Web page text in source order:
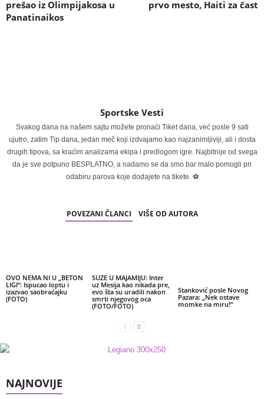
prešao iz Olimpijakosa u
Panatinaikos
prvo mesto, Haiti za čast
Sportske Vesti
Svakog dana na našem sajtu možete pronaći Tiket dana, već posle 9 sati
ujutro, zatim Tip dana, jedan meč koji izdvajamo kao najzanimljiviji, ali i dosta
drugih tipova, sa kraćim analizama ekipa i predlogom igre. Najbitnije od svega
da je sve potpuno BESPLATNO, a nadamo se da smo bar malo pomogli pri
odabiru parova koje dodajete na tikete. ⚽
POVEZANI ČLANCI VIŠE OD AUTORA
OVO NEMA NI U „BETON
LIGI“: Ispucao loptu i
izazvao saobraćajku
(FOTO)
SUZE U MAJAMIJU: Inter
uz Mesija kao nikada pre,
evo šta su uradili nakon
smrti njegovog oca
(FOTO/FOTO)
Stanković posle Novog
Pazara: „Nek ostave
momke na miru!“
NAJNOVIJE